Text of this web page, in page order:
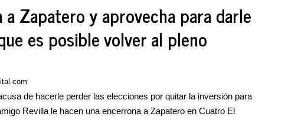
a Zapatero y aprovecha para darle
es posible volver al pleno
de hacerle perder las elecciones por quitar la inversión para
Revilla le hacen una encerrona a Zapatero en Cuatro El